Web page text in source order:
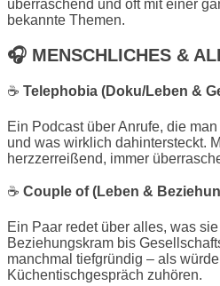
überraschend und oft mit einer
bekannte Themen.
🎧 MENSCHLICHES &
☕️ Telephobia (Doku/Leben &
Ein Podcast über Anrufe, die
und was wirklich dahintersteckt.
herzzerreißend, immer
☕️ Couple of (Leben &
Ein Paar redet über alles, was
Beziehungskram bis
manchmal tiefgründig – als
Küchentischgespräch zuhören.